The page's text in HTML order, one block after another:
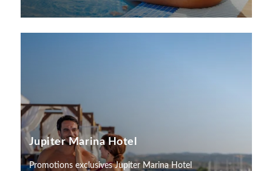
Jupiter Marina Hotel
Promotions exclusives Jupiter Marina Hotel